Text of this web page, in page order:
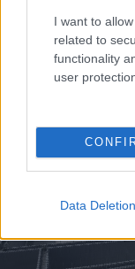
I want to
related to
functionality
user
Data Deletion
Chystáte sa
Návod, ako v
Stavebný materiál